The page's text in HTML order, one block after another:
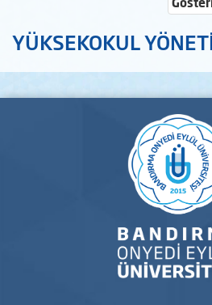
YÜKSEKOKUL